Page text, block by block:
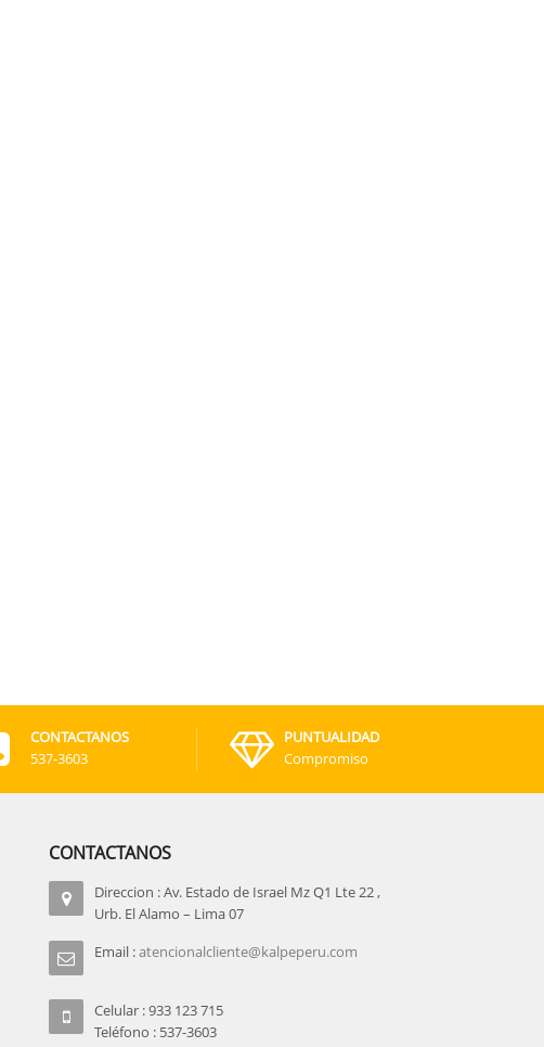
CONTACTANOS
537-3603
PUNTUALIDAD
Compromiso
CONTACTANOS
Direccion : Av. Estado de Israel Mz Q1 Lte 22 ,
Urb. El Alamo – Lima 07
Email :atencionalcliente@kalpeperu.com
Celular : 933 123 715
Teléfono : 537-3603